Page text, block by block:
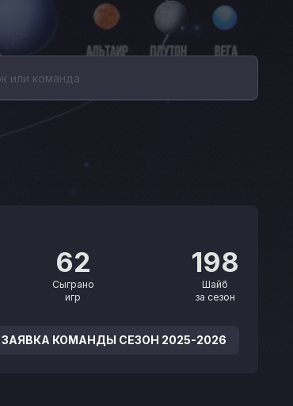
62
Сыграно
игр
198
Шайб
за сезон
ЗАЯВКА КОМАНДЫ СЕЗОН 2025-2026